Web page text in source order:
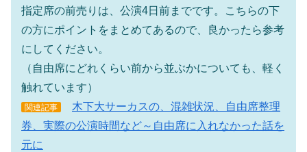
指定席の前売りは、公演4日前までです。こちらの下
の方にポイントをまとめてあるので、良かったら参考
にしてください。
（自由席にどれくらい前から並ぶかについても、軽く
触れています）
関連記事
木下大サーカスの、混雑状況、自由席整理
券、実際の公演時間など～自由席に入れなかった話を
元に